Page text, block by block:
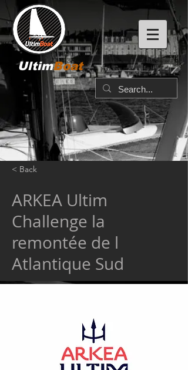
UltimBoat
< Back
ARKEA Ultim
Challenge la
remontée de l
Atlantique Sud